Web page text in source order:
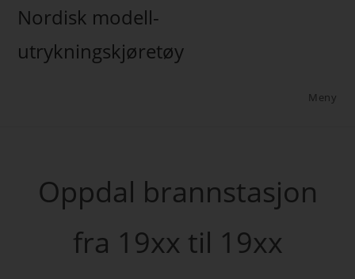
Nordisk modell-
utrykningskjøretøy
Meny
Oppdal brannstasjon
fra 19xx til 19xx